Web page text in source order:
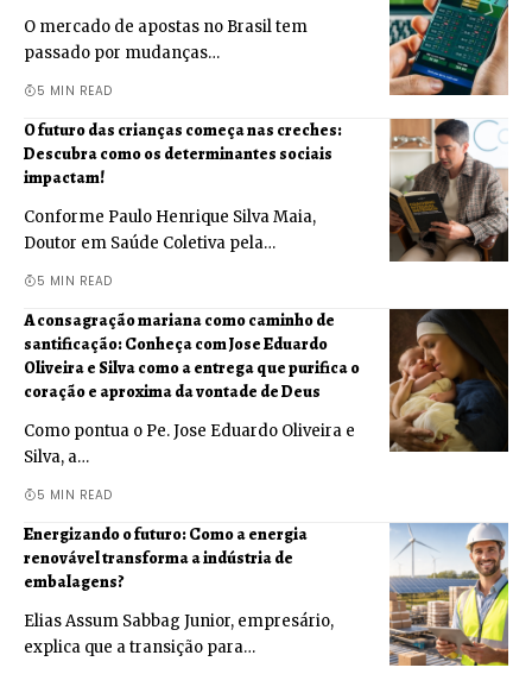
O mercado de apostas no Brasil tem
passado por mudanças…
5 MIN READ
O futuro das crianças começa nas creches:
Descubra como os determinantes sociais
impactam!
Conforme Paulo Henrique Silva Maia,
Doutor em Saúde Coletiva pela…
5 MIN READ
A consagração mariana como caminho de
santificação: Conheça com Jose Eduardo
Oliveira e Silva como a entrega que purifica o
coração e aproxima da vontade de Deus
Como pontua o Pe. Jose Eduardo Oliveira e
Silva, a…
5 MIN READ
Energizando o futuro: Como a energia
renovável transforma a indústria de
embalagens?
Elias Assum Sabbag Junior, empresário,
explica que a transição para…